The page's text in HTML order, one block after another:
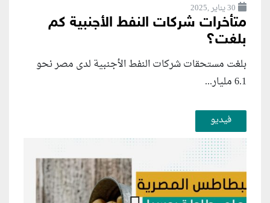
30 يناير ,2025
متأخرات شركات النفط الأجنبية كم
بلغت؟
بلغت مستحقات شركات النفط الأجنبية لدى مصر نحو
6.1 مليار...
فيديو